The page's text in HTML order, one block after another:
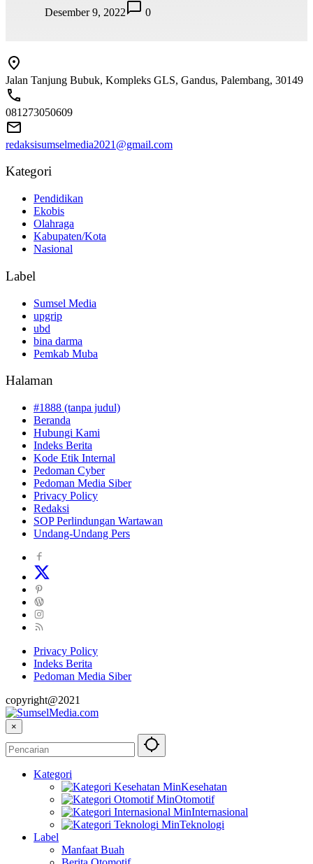
Desember 9, 2022
0
Jalan Tanjung Bubuk, Kompleks GLS, Gandus, Palembang, 30149
081273050609
redaksisumselmedia2021@gmail.com
Kategori
Pendidikan
Ekobis
Olahraga
Kabupaten/Kota
Nasional
Label
Sumsel Media
upgrip
ubd
bina darma
Pemkab Muba
Halaman
#1888 (tanpa judul)
Beranda
Hubungi Kami
Indeks Berita
Kode Etik Internal
Pedoman Cyber
Pedoman Media Siber
Privacy Policy
Redaksi
SOP Perlindungan Wartawan
Undang-Undang Pers
Privacy Policy
Indeks Berita
Pedoman Media Siber
copyright@2021
×
Kategori
Kesehatan
Otomotif
Internasional
Teknologi
Label
Manfaat Buah